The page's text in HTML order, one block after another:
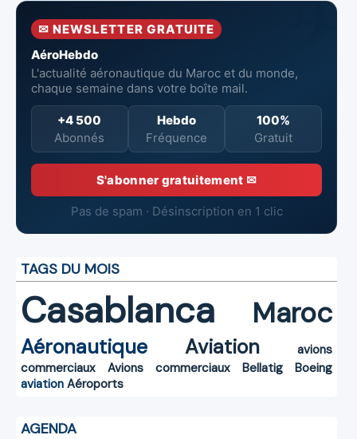
réduites
✉ NEWSLETTER GRATUITE
AéroHebdo
L'actualité aéronautique du Maroc et du monde,
chaque semaine dans votre boîte mail.
+4 500
Abonnés
Hebdo
Fréquence
100%
Gratuit
S'abonner gratuitement ✉
Pas de spam · Désinscription en 1 clic
TAGS DU MOIS
Casablanca Maroc
Aéronautique Aviation
avions
commerciaux
Avions commerciaux Bellatig
Boeing
aviation Aéroports
AGENDA